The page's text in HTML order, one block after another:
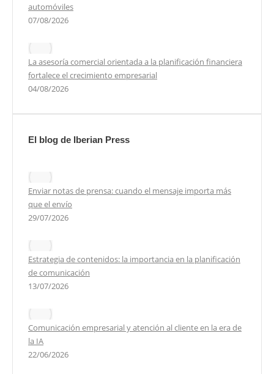
automóviles
07/08/2026
La asesoría comercial orientada a la planificación financiera
fortalece el crecimiento empresarial
04/08/2026
El blog de Iberian Press
Enviar notas de prensa: cuando el mensaje importa más
que el envío
29/07/2026
Estrategia de contenidos: la importancia en la planificación
de comunicación
13/07/2026
Comunicación empresarial y atención al cliente en la era de
la IA
22/06/2026